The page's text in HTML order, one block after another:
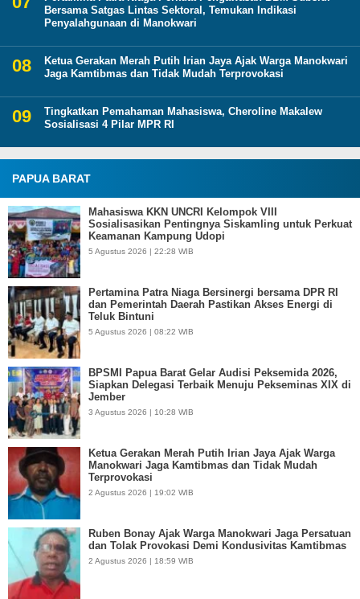
Bersama Satgas Lintas Sektoral, Temukan Indikasi
Penyalahgunaan di Manokwari
Ketua Gerakan Merah Putih Irian Jaya Ajak Warga Manokwari
Jaga Kamtibmas dan Tidak Mudah Terprovokasi
Tingkatkan Pemahaman Mahasiswa, Cheroline Makalew
Sosialisasi 4 Pilar MPR RI
PAPUA BARAT
Mahasiswa KKN UNCRI Kelompok VIII
Sosialisasikan Pentingnya Siskamling untuk Perkuat
Keamanan Kampung Udopi
5 Agustus 2026 | 22:28 WIB
Pertamina Patra Niaga Bersinergi bersama DPR RI
dan Pemerintah Daerah Pastikan Akses Energi di
Teluk Bintuni
5 Agustus 2026 | 08:22 WIB
BPSMI Papua Barat Gelar Audisi Peksemida 2026,
Siapkan Delegasi Terbaik Menuju Pekseminas XIX di
Jember
3 Agustus 2026 | 10:28 WIB
Ketua Gerakan Merah Putih Irian Jaya Ajak Warga
Manokwari Jaga Kamtibmas dan Tidak Mudah
Terprovokasi
2 Agustus 2026 | 19:02 WIB
Ruben Bonay Ajak Warga Manokwari Jaga Persatuan
dan Tolak Provokasi Demi Kondusivitas Kamtibmas
2 Agustus 2026 | 18:59 WIB